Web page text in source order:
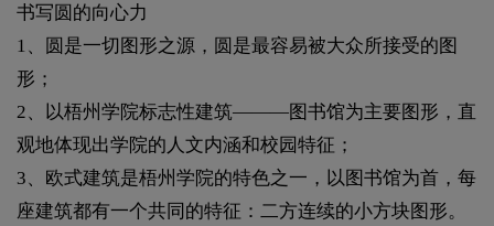
书写圆的向心力
1、圆是一切图形之源，圆是最容易被大众所接受的图
形；
2、以梧州学院标志性建筑———图书馆为主要图形，直
观地体现出学院的人文内涵和校园特征；
3、欧式建筑是梧州学院的特色之一，以图书馆为首，每
座建筑都有一个共同的特征：二方连续的小方块图形。